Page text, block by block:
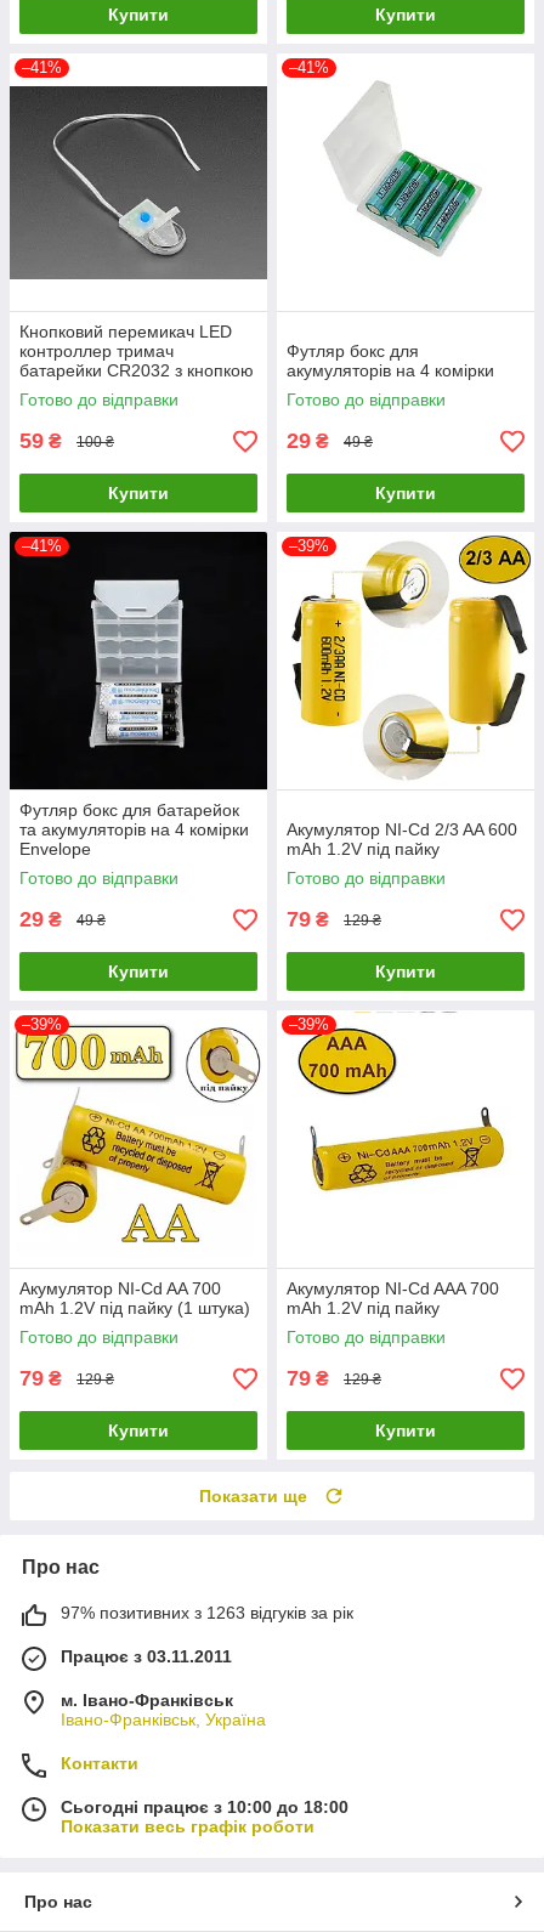
Купити Купити
–41%
Кнопковий перемикач LED
контроллер тримач
батарейки CR2032 з кнопкою
та 3 режимами миготіння для
DIY проектів, костюмів та
декору
Готово до відправки
59 ₴ 100 ₴
Купити
–41%
Футляр бокс для
акумуляторів на 4 комірки
Готово до відправки
29 ₴ 49 ₴
Купити
–41%
Футляр бокс для батарейок
та акумуляторів на 4 комірки
Envelope
Готово до відправки
29 ₴ 49 ₴
Купити
–39%
Акумулятор NI-Cd 2/3 AA 600
mAh 1.2V під пайку
Готово до відправки
79 ₴ 129 ₴
Купити
–39%
Акумулятор NI-Cd AA 700
mAh 1.2V під пайку (1 штука)
Готово до відправки
79 ₴ 129 ₴
Купити
–39%
Акумулятор NI-Cd AAA 700
mAh 1.2V під пайку
Готово до відправки
79 ₴ 129 ₴
Купити
Показати ще
Про нас
97% позитивних з 1263 відгуків за рік
Працює з 03.11.2011
м. Івано-Франківськ
Івано-Франківськ, Україна
Контакти
Сьогодні працює з 10:00 до 18:00
Показати весь графік роботи
Про нас